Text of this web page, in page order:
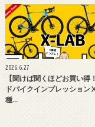
2026.6.27
【聞けば聞くほどお買い得
ドバイクインプレッション
種…